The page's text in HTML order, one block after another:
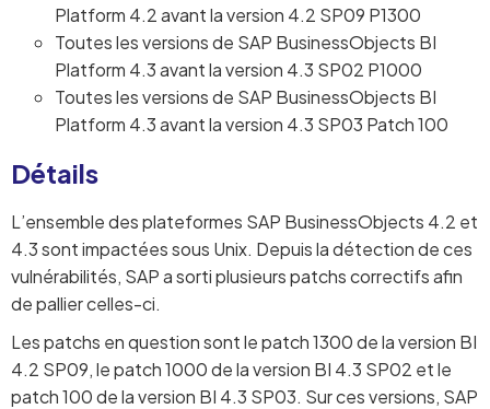
Platform 4.2 avant la version 4.2 SP09 P1300
Toutes les versions de SAP BusinessObjects BI
Platform 4.3 avant la version 4.3 SP02 P1000
Toutes les versions de SAP BusinessObjects BI
Platform 4.3 avant la version 4.3 SP03 Patch 100
Détails
L’ensemble des plateformes SAP BusinessObjects 4.2 et
4.3 sont impactées sous Unix. Depuis la détection de ces
vulnérabilités, SAP a sorti plusieurs patchs correctifs afin
de pallier celles-ci.
Les patchs en question sont le patch 1300 de la version BI
4.2 SP09, le patch 1000 de la version BI 4.3 SP02 et le
patch 100 de la version BI 4.3 SP03. Sur ces versions, SAP